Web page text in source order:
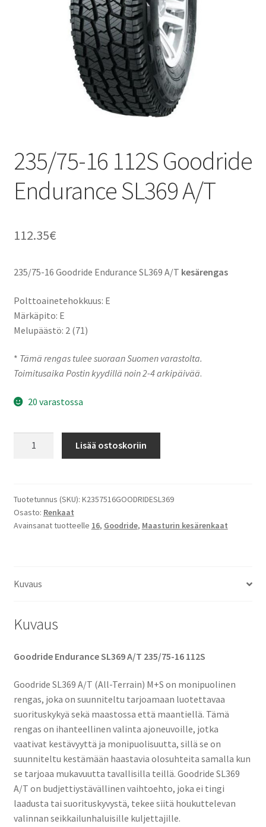
235/75-16 112S Goodride
Endurance SL369 A/T
112.35€
235/75-16 Goodride Endurance SL369 A/T kesärengas
Polttoainetehokkuus: E
Märkäpito: E
Melupäästö: 2 (71)
* Tämä rengas tulee suoraan Suomen varastolta.
Toimitusaika Postin kyydillä noin 2-4 arkipäivää.
20 varastossa
Endurance
SL369
A/T
Lisää ostoskoriin
Tuotetunnus (SKU): K2357516GOODRIDESL369
Osasto: Renkaat
Avainsanat tuotteelle 16, Goodride, Maasturin kesärenkaat
Kuvaus
Kuvaus
Goodride Endurance SL369 A/T 235/75-16 112S
Goodride SL369 A/T (All-Terrain) M+S on monipuolinen
rengas, joka on suunniteltu tarjoamaan luotettavaa
suorituskykyä sekä maastossa että maantiellä. Tämä
rengas on ihanteellinen valinta ajoneuvoille, jotka
vaativat kestävyyttä ja monipuolisuutta, sillä se on
suunniteltu kestämään haastavia olosuhteita samalla kun
se tarjoaa mukavuutta tavallisilla teillä. Goodride SL369
A/T on budjettiystävällinen vaihtoehto, joka ei tingi
laadusta tai suorituskyvystä, tekee siitä houkuttelevan
valinnan seikkailunhaluisille kuljettajille.